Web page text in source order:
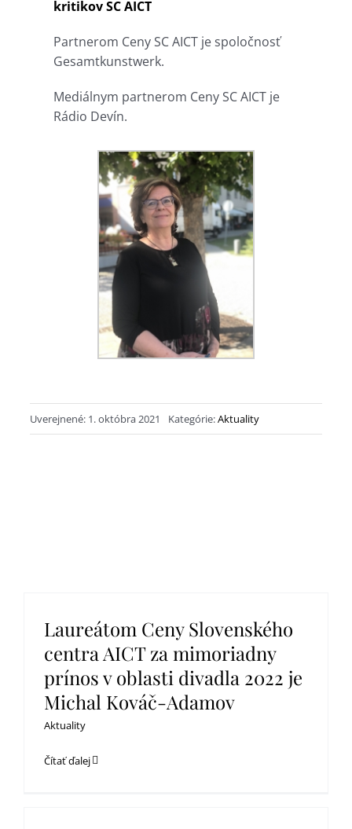
kritikov SC AICT
Partnerom Ceny SC AICT je spoločnosť
Gesamtkunstwerk.
Mediálnym partnerom Ceny SC AICT je
Rádio Devín.
Uverejnené: 1. októbra 2021 Kategórie:Aktuality
Laureátom Ceny Slovenského
centra AICT za mimoriadny
prínos v oblasti divadla 2022 je
Michal Kováč-Adamov
Aktuality
Čítať ďalej